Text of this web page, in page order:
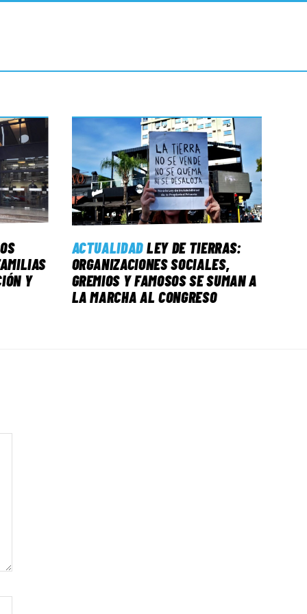
Y
ACTUALIDADLEY DE TIERRAS:
ORGANIZACIONES SOCIALES,
GREMIOS Y FAMOSOS SE SUMAN A
LA MARCHA AL CONGRESO